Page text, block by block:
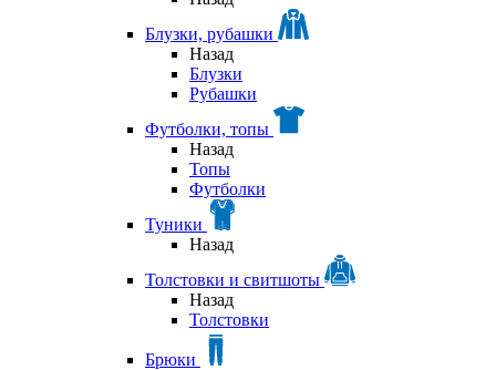
Блузки, рубашки
Назад
Блузки
Рубашки
Футболки, топы
Назад
Топы
Футболки
Туники
Назад
Толстовки и свитшоты
Назад
Толстовки
Брюки